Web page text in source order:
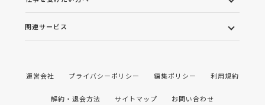
関連サービス
運営会社 プライバシーポリシー 編集ポリシー 利用規約
解約・退会方法 サイトマップ お問い合わせ